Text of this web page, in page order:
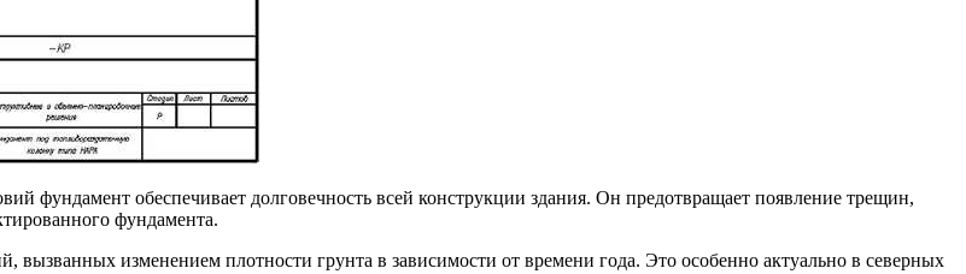
фундамент обеспечивает долговечность всей конструкции здания. Он предотвращает появление трещин,
фундамента.
изменением плотности грунта в зависимости от времени года. Это особенно актуально в северных